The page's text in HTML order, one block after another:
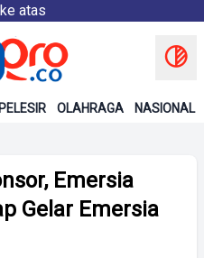
atas
PELESIR OLAHRAGA NASIONAL
Emersia
Gelar Emersia